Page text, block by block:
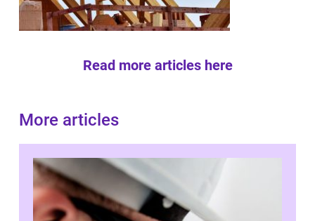
Read more articles here
More articles